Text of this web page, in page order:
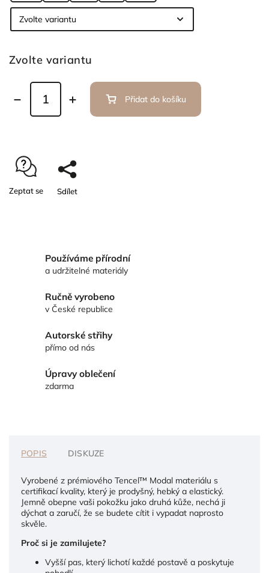
Zvolte variantu
Přidat do košíku
Zeptat se Sdílet
Používáme přírodní
a udržitelné materiály
Ručně vyrobeno
v České republice
Autorské střihy
přímo od nás
Úpravy oblečení
zdarma
POPIS DISKUZE
Vyrobené z prémiového Tencel™ Modal materiálu s
certifikací kvality, který je prodyšný, hebký a elastický.
Jemně obepne vaši pokožku jako druhá kůže, nechá ji
dýchat a zaručí, že se budete cítit i vypadat naprosto
skvěle.
Proč si je zamilujete?
Vyšší pas, který lichotí každé postavě a poskytuje